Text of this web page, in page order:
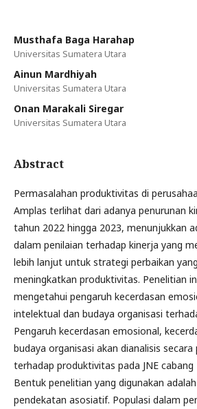
Musthafa Baga Harahap
Universitas Sumatera Utara
Ainun Mardhiyah
Universitas Sumatera Utara
Onan Marakali Siregar
Universitas Sumatera Utara
Abstract
Permasalahan produktivitas di
Amplas terlihat dari adanya penurunan
tahun 2022 hingga 2023, menunjukkan
dalam penilaian terhadap kinerja yang
lebih lanjut untuk strategi perbaikan
meningkatkan produktivitas. Penelitian
mengetahui pengaruh kecerdasan
intelektual dan budaya organisasi
Pengaruh kecerdasan emosional,
budaya organisasi akan dianalisis
terhadap produktivitas pada JNE cabang
Bentuk penelitian yang digunakan
pendekatan asosiatif. Populasi dalam